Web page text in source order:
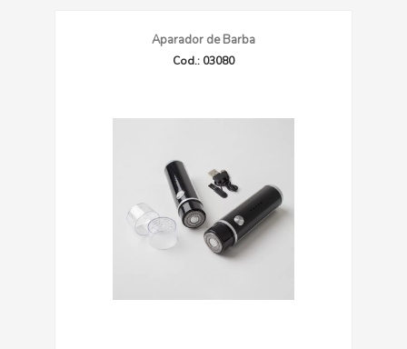
Aparador de Barba
Cod.: 03080